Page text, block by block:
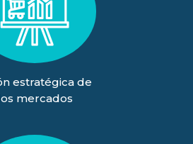
estratégica de
mercados